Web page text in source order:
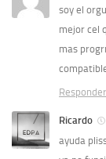
soy el
mejor cel
mas
Responder
Ricardo
ayuda